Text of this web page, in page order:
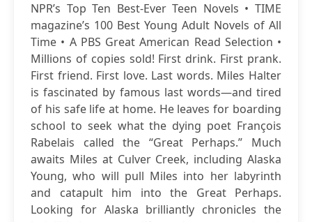
NPR’s Top Ten Best-Ever Teen Novels • TIME
magazine’s 100 Best Young Adult Novels of All
Time • A PBS Great American Read Selection •
Millions of copies sold! First drink. First prank.
First friend. First love. Last words. Miles Halter
is fascinated by famous last words—and tired
of his safe life at home. He leaves for boarding
school to seek what the dying poet François
Rabelais called the “Great Perhaps.” Much
awaits Miles at Culver Creek, including Alaska
Young, who will pull Miles into her labyrinth
and catapult him into the Great Perhaps.
Looking for Alaska brilliantly chronicles the